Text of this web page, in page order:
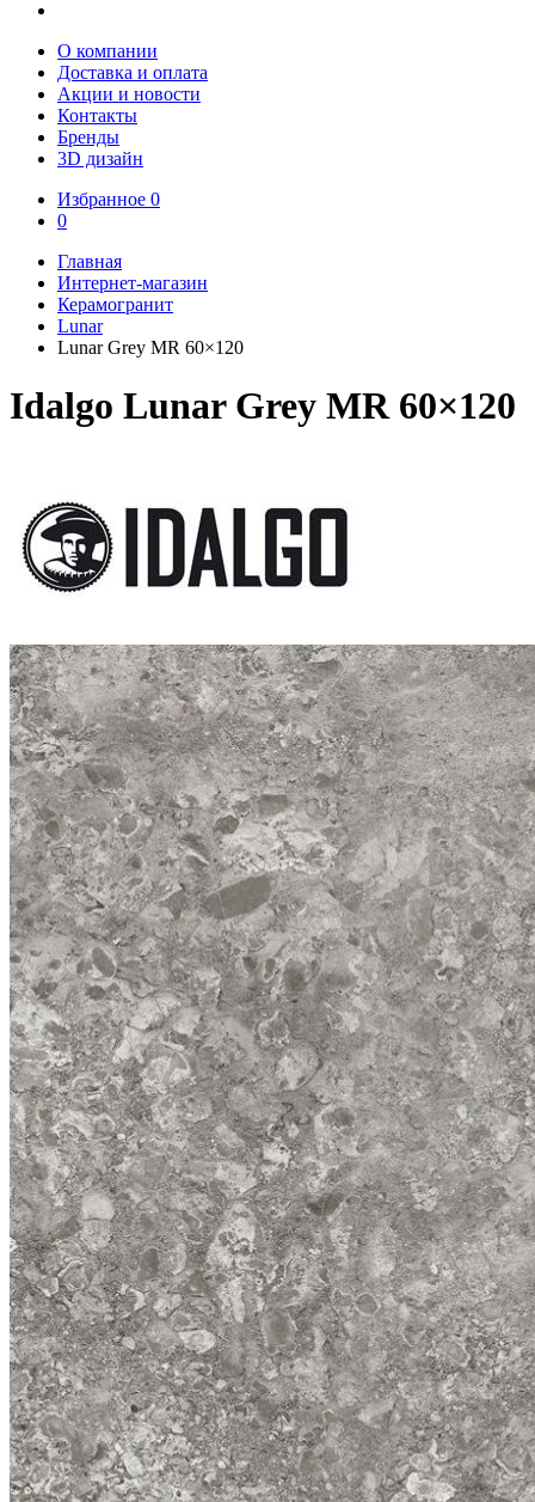
О компании
Доставка и оплата
Акции и новости
Контакты
Бренды
3D дизайн
Избранное 0
0
Главная
Интернет-магазин
Керамогранит
Lunar
Lunar Grey MR 60×120
Idalgo Lunar Grey MR 60×120